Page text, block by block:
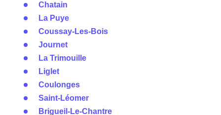
Chatain
La Puye
Coussay-Les-Bois
Journet
La Trimouille
Liglet
Coulonges
Saint-Léomer
Brigueil-Le-Chantre